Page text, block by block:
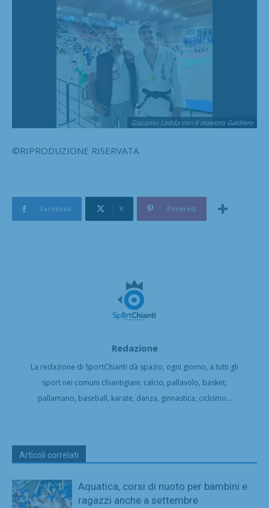
Giacomo Ledda con il maestro Galdiero
©RIPRODUZIONE RISERVATA
Facebook X Pinterest
Redazione
La redazione di SportChianti dà spazio, ogni giorno, a tutti gli
sport nei comuni chiantigiani: calcio, pallavolo, basket,
pallamano, baseball, karate, danza, ginnastica, ciclismo...
Articoli correlati
Aquatica, corsi di nuoto per bambini e
ragazzi anche a settembre